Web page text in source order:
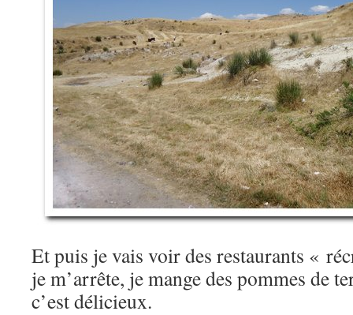
Et puis je vais voir des restaurants «
je m’arrête, je mange des pommes de
c’est délicieux.